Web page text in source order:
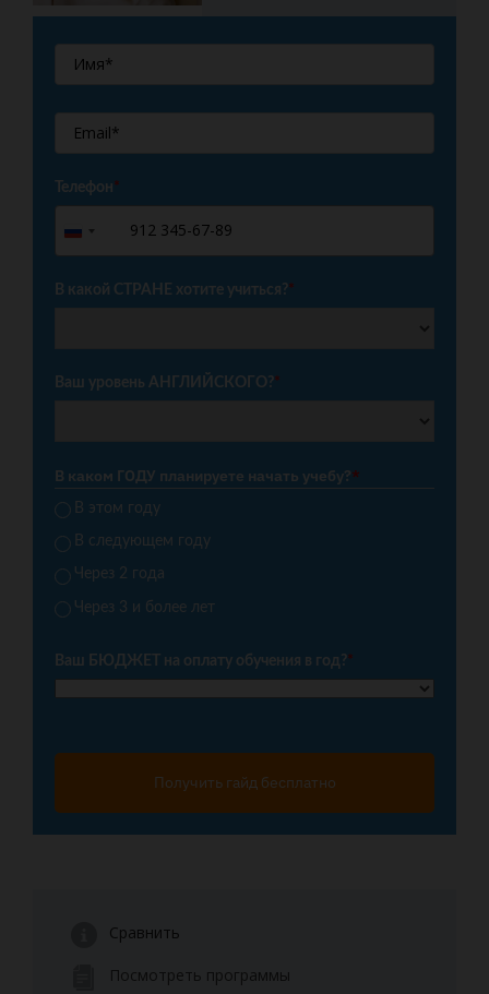
Телефон*
Russia
+7
В какой СТРАНЕ хотите учиться?*
Ваш уровень АНГЛИЙСКОГО?*
В каком ГОДУ планируете начать учебу?*
В этом году
В следующем году
Через 2 года
Через 3 и более лет
Ваш БЮДЖЕТ на оплату обучения в год?*
Получить гайд бесплатно
Сравнить
Посмотреть программы